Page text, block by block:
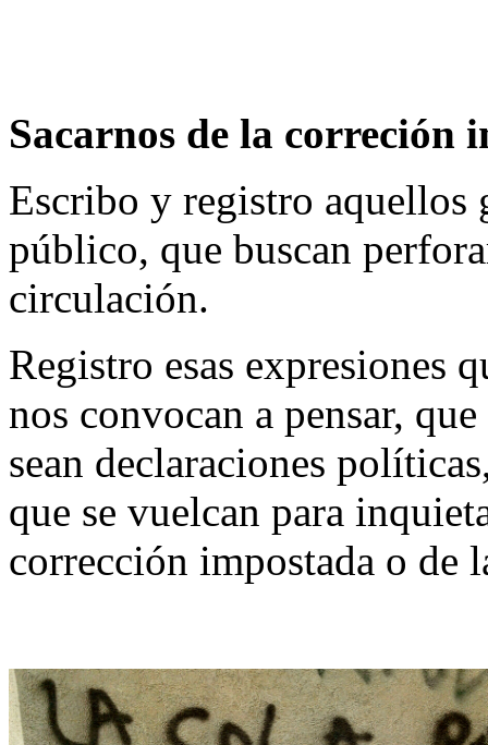
Sacarnos de la correción
Escribo y registro aquellos
público, que buscan
circulación.
Registro esas expresiones
nos convocan a pensar,
sean declaraciones
que se vuelcan para
corrección impostada o de